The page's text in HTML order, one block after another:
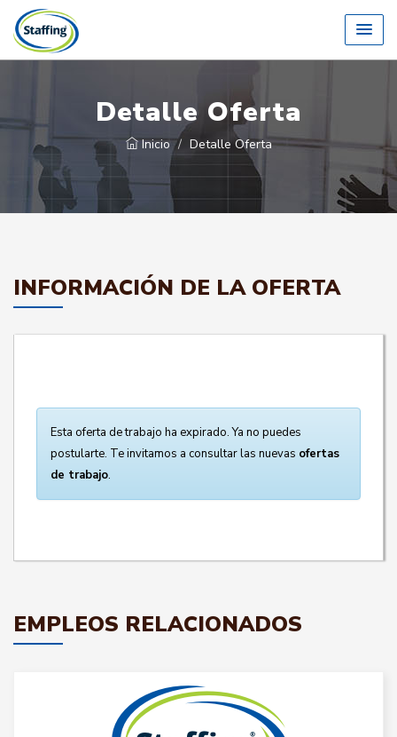
Detalle Oferta
Inicio Detalle Oferta
INFORMACIÓN DE LA OFERTA
Esta oferta de trabajo ha expirado. Ya no puedes
postularte. Te invitamos a consultar las nuevas ofertas
de trabajo.
EMPLEOS RELACIONADOS